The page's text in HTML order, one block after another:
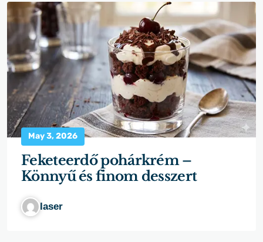
May 3, 2026
Feketeerdő pohárkrém –
Könnyű és finom desszert
laser